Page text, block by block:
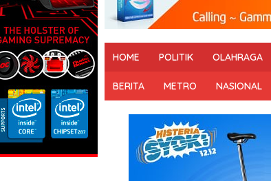
HOME POLITIK OLAHRAGA
BERITA METRO NASIONAL